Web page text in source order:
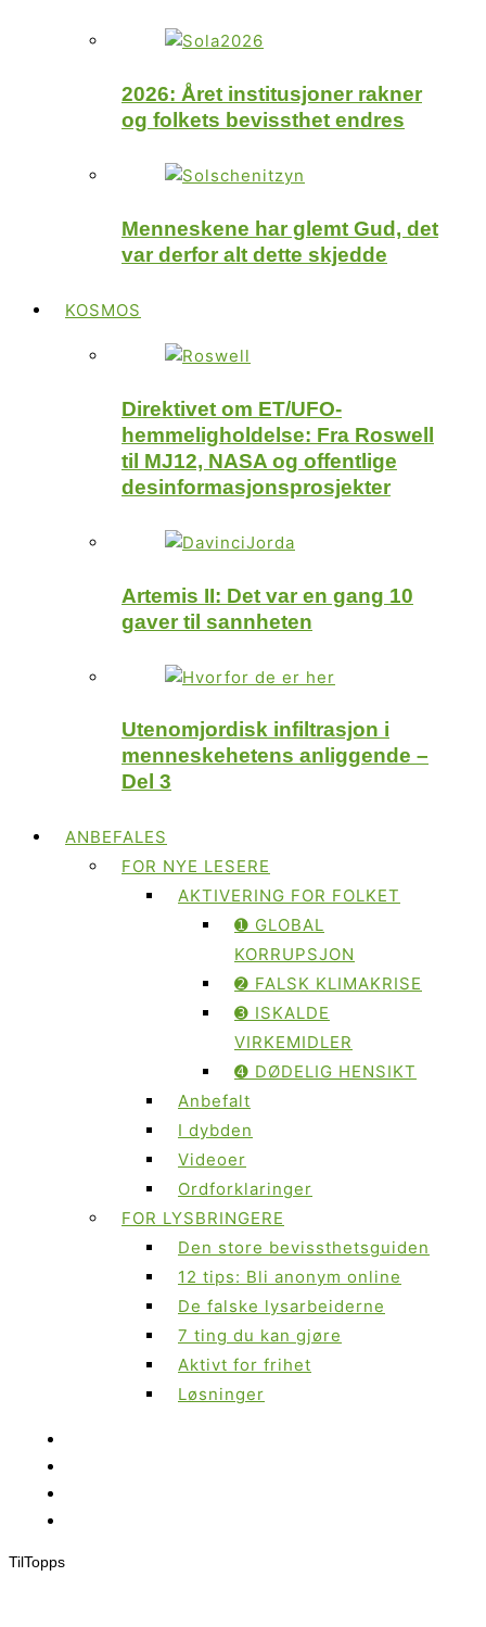
2026: Året institusjoner rakner
og folkets bevissthet endres
Menneskene har glemt Gud, det
var derfor alt dette skjedde
KOSMOS
Direktivet om ET/UFO-
hemmeligholdelse: Fra Roswell
til MJ12, NASA og offentlige
desinformasjonsprosjekter
Artemis II: Det var en gang 10
gaver til sannheten
Utenomjordisk infiltrasjon i
menneskehetens anliggende –
Del 3
ANBEFALES
FOR NYE LESERE
AKTIVERING FOR FOLKET
➊ GLOBAL
KORRUPSJON
➋ FALSK KLIMAKRISE
➌ ISKALDE
VIRKEMIDLER
➍ DØDELIG HENSIKT
Anbefalt
I dybden
Videoer
Ordforklaringer
FOR LYSBRINGERE
Den store bevissthetsguiden
12 tips: Bli anonym online
De falske lysarbeiderne
7 ting du kan gjøre
Aktivt for frihet
Løsninger
TilTopps